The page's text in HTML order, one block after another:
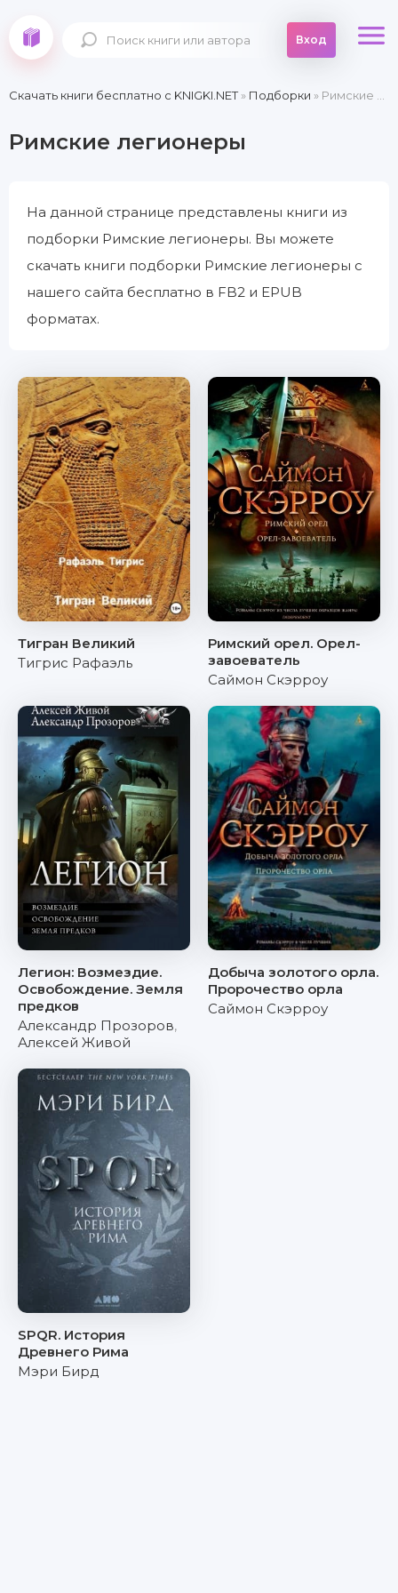
Вход
Скачать книги бесплатно c KNIGKI.NET» Подборки » Римские легионеры
Римские легионеры
На данной странице представлены книги из
подборки Римские легионеры. Вы можете
скачать книги подборки Римские легионеры с
нашего сайта бесплатно в FB2 и EPUB
форматах.
Тигран Великий
Тигрис Рафаэль
Римский орел. Орел-
завоеватель
Саймон Скэрроу
Легион: Возмездие.
Освобождение. Земля
предков
Александр Прозоров,
Алексей Живой
Добыча золотого орла.
Пророчество орла
Саймон Скэрроу
SPQR. История
Древнего Рима
Мэри Бирд